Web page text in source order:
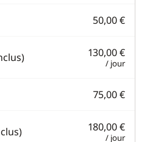
50,00 €
130,00 €
/ jour
75,00 €
180,00 €
/ jour